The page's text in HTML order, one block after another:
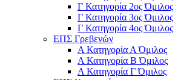
Γ Κατηγορία 2ος Όμιλος
Γ Κατηγορία 3ος Όμιλος
Γ Κατηγορία 4ος Όμιλος
ΕΠΣ Γρεβενών
Α Κατηγορία Α Όμιλος
Α Κατηγορία B Όμιλος
Α Κατηγορία Γ Όμιλος